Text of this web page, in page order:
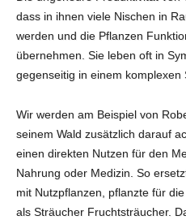
dass in ihnen viele Nischen in
werden und die Pflanzen
übernehmen. Sie leben oft in
gegenseitig in einem komplexen
Wir werden am Beispiel von
seinem Wald zusätzlich darauf
einen direkten Nutzen für den
Nahrung oder Medizin. So
mit Nutzpflanzen, pflanzte für
als Sträucher Fruchtsträucher.